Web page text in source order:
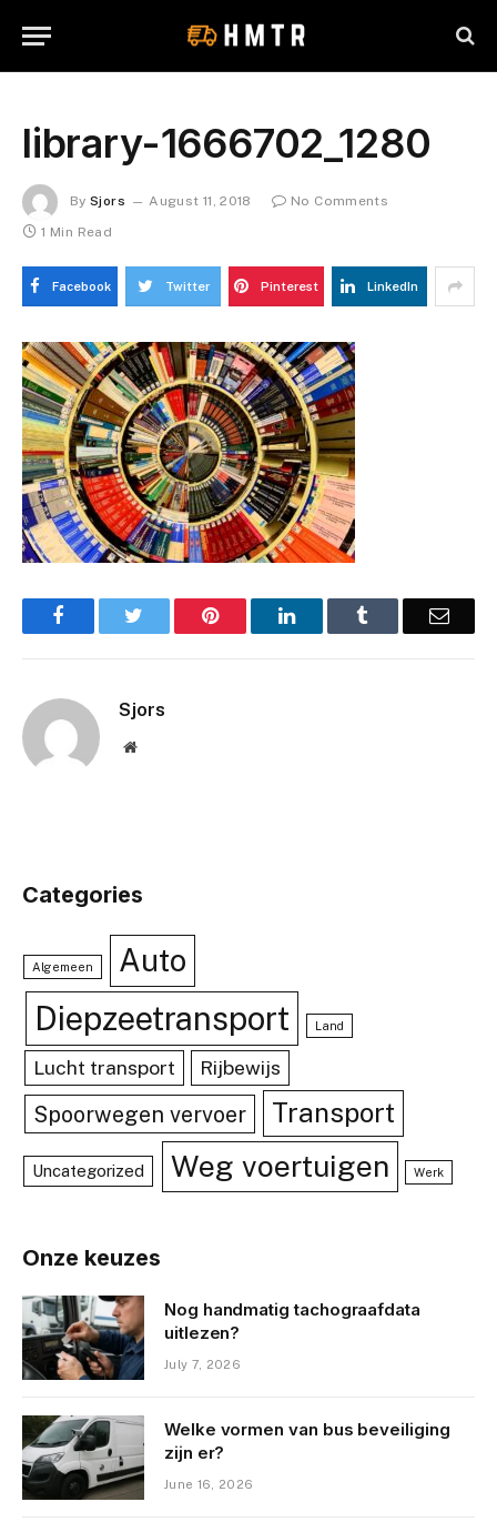
library-1666702_1280
By Sjors August 11, 2018
No Comments
1 Min Read
Facebook Twitter Pinterest LinkedIn
Facebook Pinterest LinkedIn Email
Sjors
Website
Categories
Algemeen Auto
Diepzeetransport Land
Lucht transport Rijbewijs
Spoorwegen vervoer Transport
Uncategorized Weg voertuigen Werk
Onze keuzes
Nog handmatig tachograafdata
uitlezen?
July 7, 2026
Welke vormen van bus beveiliging
zijn er?
June 16, 2026